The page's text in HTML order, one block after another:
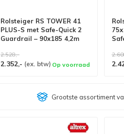
Rolsteiger RS TOWER 41
PLUS-S met Safe-Quick 2
Guardrail – 90x185 4,2m
2.528,-
2.352,- (ex. btw) Op voorraad